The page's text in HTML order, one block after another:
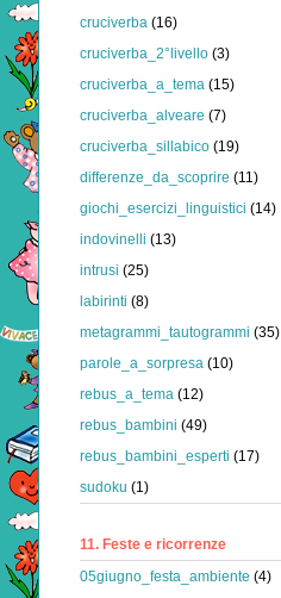
cruciverba (16)
cruciverba_2°livello (3)
cruciverba_a_tema (15)
cruciverba_alveare (7)
cruciverba_sillabico (19)
differenze_da_scoprire (11)
giochi_esercizi_linguistici (14)
indovinelli (13)
intrusi (25)
labirinti (8)
metagrammi_tautogrammi (35)
parole_a_sorpresa (10)
rebus_a_tema (12)
rebus_bambini (49)
rebus_bambini_esperti (17)
sudoku (1)
11. Feste e ricorrenze
05giugno_festa_ambiente (4)